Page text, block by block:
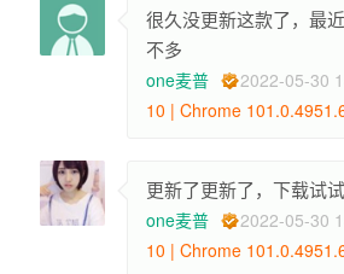
很久没更新这款了，最
不多
one麦普 2022-05-30
10 | Chrome
更新了更新了，下载试
one麦普 2022-05-30
10 | Chrome